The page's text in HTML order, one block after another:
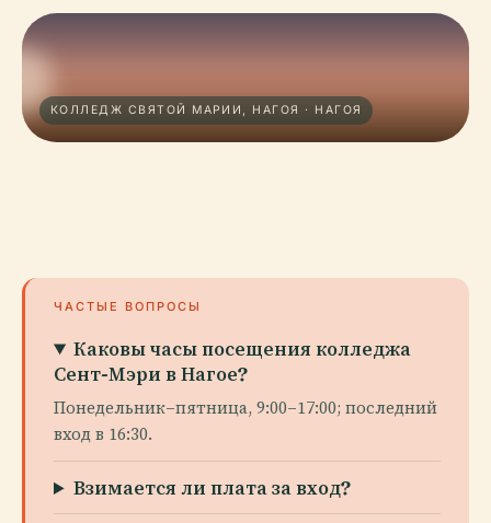
КОЛЛЕДЖ СВЯТОЙ МАРИИ, НАГОЯ · НАГОЯ
ЧАСТЫЕ ВОПРОСЫ
Каковы часы посещения колледжа
Сент-Мэри в Нагое?
Понедельник–пятница, 9:00–17:00; последний
вход в 16:30.
Взимается ли плата за вход?